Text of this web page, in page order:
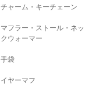
チャーム・キーチェーン
マフラー・ストール・ネッ
クウォーマー
手袋
イヤーマフ